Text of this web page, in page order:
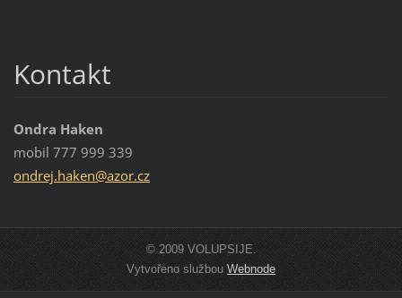
Kontakt
Ondra Haken
mobil 777 999 339
ondrej.haken@azor.cz
© 2009 VOLUPSIJE.
Vytvořeno službouWebnode